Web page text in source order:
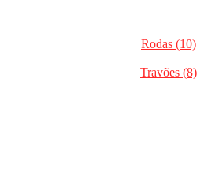
Rodas (10)
Travões (8)